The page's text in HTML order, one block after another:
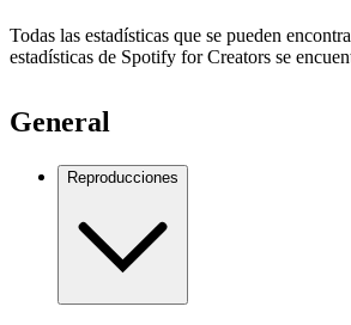
Todas las estadísticas que se pueden
estadísticas de Spotify for Creators se
General
Reproducciones